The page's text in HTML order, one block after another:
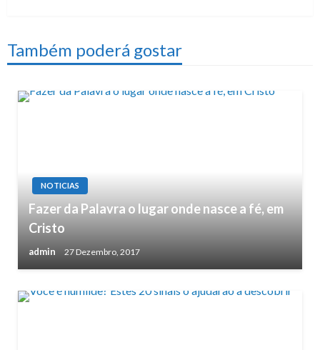
Também poderá gostar
NOTICIAS
Fazer da Palavra o lugar onde nasce a fé, em
Cristo
admin 27 Dezembro, 2017